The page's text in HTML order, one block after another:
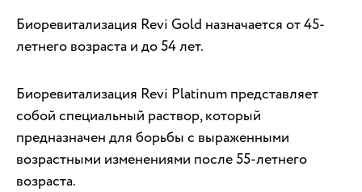
Биоревитализация Revi Gold назначается от 45-
летнего возраста и до 54 лет.
Биоревитализация Revi Platinum представляет
собой специальный раствор, который
предназначен для борьбы с выраженными
возрастными изменениями после 55-летнего
возраста.